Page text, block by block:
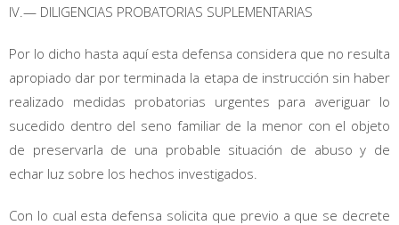
IV.— DILIGENCIAS PROBATORIAS SUPLEMENTARIAS
Por lo dicho hasta aquí esta defensa considera que no resulta
apropiado dar por terminada la etapa de instrucción sin haber
realizado medidas probatorias urgentes para averiguar lo
sucedido dentro del seno familiar de la menor con el objeto
de preservarla de una probable situación de abuso y de
echar luz sobre los hechos investigados.
Con lo cual esta defensa solicita que previo a que se decrete